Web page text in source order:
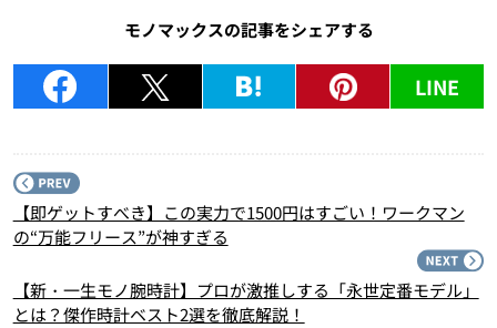
モノマックスの記事をシェアする
LINE
【即ゲットすべき】この実力で1500円はすごい！ワークマン
の“万能フリース”が神すぎる
【新・一生モノ腕時計】プロが激推しする「永世定番モデル」
とは？傑作時計ベスト2選を徹底解説！